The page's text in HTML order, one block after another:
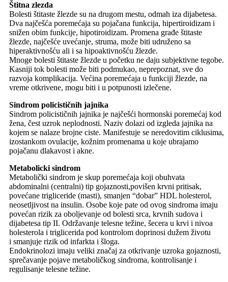
Štitna zlezda
Bolesti štitaste žlezde su na drugom mestu, odmah iza dijabetesa.
Dva najčešća poremećaja su pojačana funkcija, hipertiroidizam i
snižen obim funkcije, hipotiroidizam. Promena građe štitaste
žlezde, najčešće uvećanje, struma, može biti udruženo sa
hiperaktivnošću ali i sa hipoaktivnošću žlezde.
Mnoge bolesti štitaste žlezde u početku ne daju subjektivne tegobe.
Kasniji tok bolesti može biti podmukao, neprepoznat, sve do
razvoja komplikacija. Većina poremećaja u funkciji žlezde, na
vreme otkrivene, mogu biti i u potpunosti izlečene.
Sindrom policističnih jajnika
Sindrom policističnih jajnika je najčešći hormonski poremećaj kod
žena, čest uzrok neplodnosti. Naziv dolazi od izgleda jajnika na
kojem se nalaze brojne ciste. Manifestuje se neredovitim ciklusima,
izostankom ovulacije, kožnim promenama u koje ubrajamo
pojačanu dlakavost i akne.
Metabolicki sindrom
Metabolički sindrom je skup poremećaja koji obuhvata
abdominalni (centralni) tip gojaznosti,povišen krvni pritisak,
povećane trigliceride (masti), smanjen “dobar” HDL holesterol,
neosetljivost na insulin. Osobe koje pate od ovog sindroma imaju
povećan rizik za oboljevanje od bolesti srca, krvnih sudova i
dijabetesa tip II. Održavanje telesne težine, šecera u krvi i nivoa
holesterola i triglicerida pod kontrolom doprinosi dužem životu
i smanjuje rizik od infarkta i šloga.
Endokrinolozi imaju veliki značaj za otkrivanje uzroka gojaznosti,
sprečavanje pojave metaboličkog sindroma, kontrolisanje i
regulisanje telesne težine.